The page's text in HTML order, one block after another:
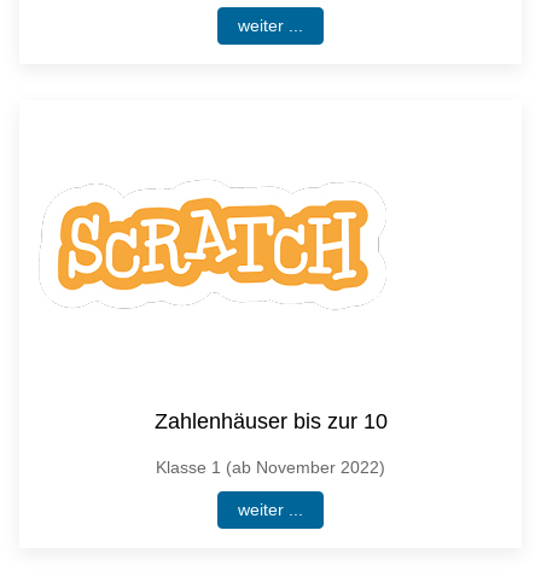
weiter ...
Zahlenhäuser bis zur 10
Klasse 1 (ab November 2022)
weiter ...